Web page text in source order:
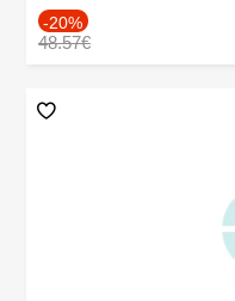
-20%
48.57€